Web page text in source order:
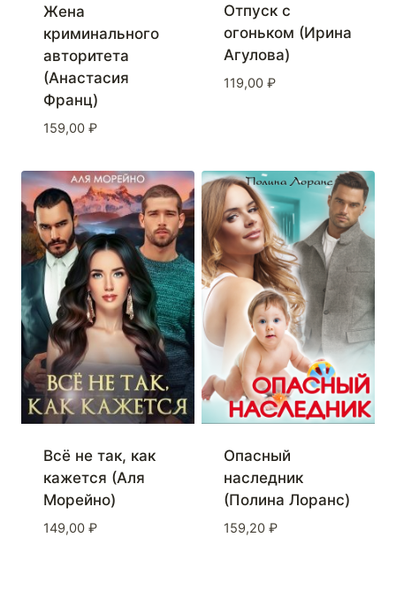
Жена
криминального
авторитета
(Анастасия
Франц)
159,00 ₽
Отпуск с
огоньком (Ирина
Агулова)
119,00 ₽
Всё не так, как
кажется (Аля
Морейно)
149,00 ₽
Опасный
наследник
(Полина Лоранс)
159,20 ₽